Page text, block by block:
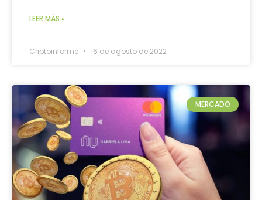
LEER MÁS »
Criptoinforme 16 de agosto de 2022
MERCADO